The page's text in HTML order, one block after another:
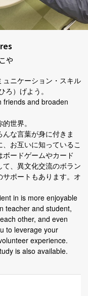
や
ニケーション・スキル
）げよう。
friends and broaden
世界。
な言葉が身に付きま
お互いに知っているこ
ードゲームやカード
、異文化交流のボラン
ポートもあります。オ
in is more enjoyable
teacher and student,
other, and even
to leverage your
experience.
is also available.